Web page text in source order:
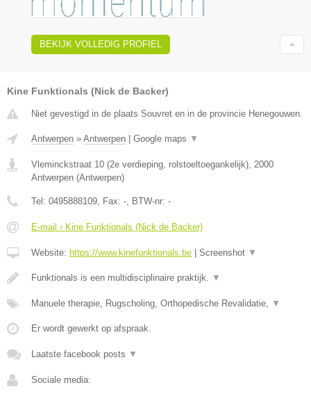
BEKIJK VOLLEDIG PROFIEL
Kine Funktionals (Nick de Backer)
Niet gevestigd in de plaats Souvret en in de provincie Henegouwen.
Antwerpen » Antwerpen | Google maps ▼
Vleminckstraat 10 (2e verdieping, rolstoeltoegankelijk) 2000
Antwerpen (Antwerpen)
Tel: 0495888109 , Fax: - , BTW-nr: -
E-mail › Kine Funktionals (Nick de Backer)
Website: https://www.kinefunktionals.be | Screenshot ▼
Funktionals is een multidisciplinaire praktijk. ▼
Manuele therapie, Rugscholing, Orthopedische Revalidatie, ▼
Er wordt gewerkt op afspraak.
Laatste facebook posts ▼
Sociale media: